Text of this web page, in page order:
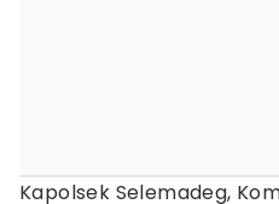
Kapolsek Selemadeg,